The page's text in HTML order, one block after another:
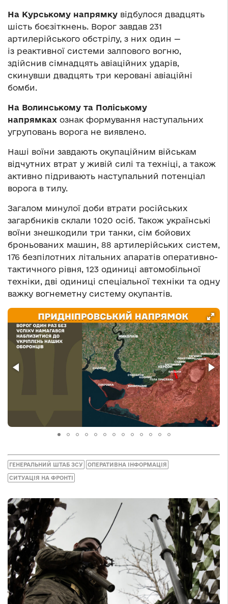
На Курському напрямку відбулося двадцять
шість боєзіткнень. Ворог завдав 231
артилерійського обстрілу, з них один —
із реактивної системи залпового вогню,
здійснив сімнадцять авіаційних ударів,
скинувши двадцять три керовані авіаційні
бомби.
На Волинському та Поліському
напрямках ознак формування наступальних
угруповань ворога не виявлено.
Наші воїни завдають окупаційним військам
відчутних втрат у живій силі та техніці, а також
активно підривають наступальний потенціал
ворога в тилу.
Загалом минулої доби втрати російських
загарбників склали 1020 осіб. Також українські
воїни знешкодили три танки, сім бойових
броньованих машин, 88 артилерійських систем,
176 безпілотних літальних апаратів оперативно-
тактичного рівня, 123 одиниці автомобільної
техніки, дві одиниці спеціальної техніки та одну
важку вогнеметну систему окупантів.
ГЕНЕРАЛЬНИЙ ШТАБ ЗСУ ОПЕРАТИВНА ІНФОРМАЦІЯ
СИТУАЦІЯ НА ФРОНТІ